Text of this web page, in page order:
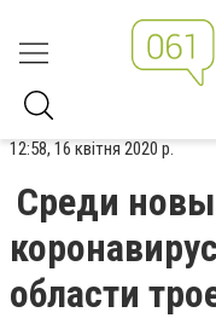
12:58, 16 квітня 2020 р.
Среди
области